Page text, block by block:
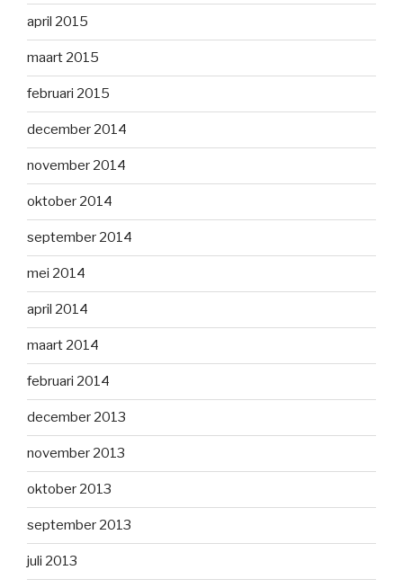
april 2015
maart 2015
februari 2015
december 2014
november 2014
oktober 2014
september 2014
mei 2014
april 2014
maart 2014
februari 2014
december 2013
november 2013
oktober 2013
september 2013
juli 2013